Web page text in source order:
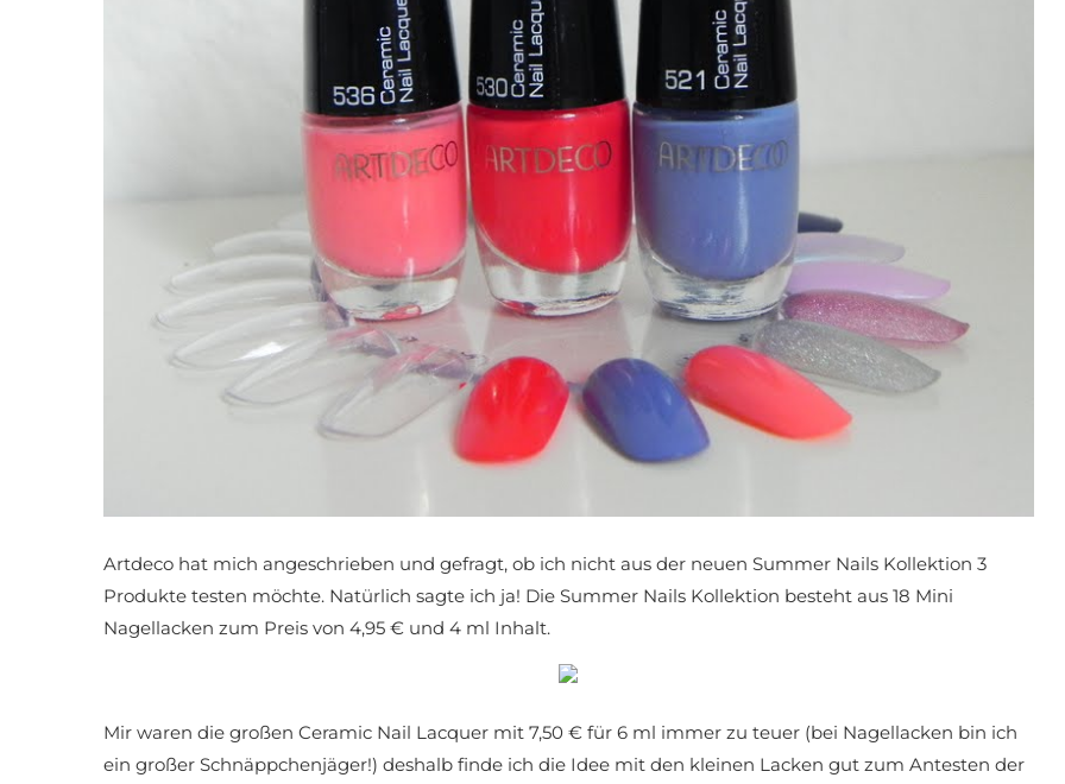
Artdeco hat mich angeschrieben und gefragt, ob ich nicht aus der neuen Summer Nails Kollektion 3
Produkte testen möchte. Natürlich sagte ich ja! Die Summer Nails Kollektion besteht aus 18 Mini
Nagellacken zum Preis von 4,95 € und 4 ml Inhalt.
Mir waren die großen Ceramic Nail Lacquer mit 7,50 € für 6 ml immer zu teuer (bei Nagellacken bin ich
ein großer Schnäppchenjäger!) deshalb finde ich die Idee mit den kleinen Lacken gut zum Antesten der